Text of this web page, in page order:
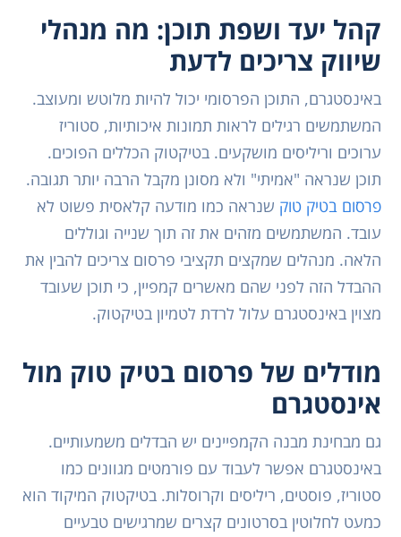
קהל יעד ושפת תוכן: מה מנהלי
שיווק צריכים לדעת
באינסטגרם, התוכן הפרסומי יכול להיות מלוטש ומעוצב.
המשתמשים רגילים לראות תמונות איכותיות, סטוריז
ערוכים וריליסים מושקעים. בטיקטוק הכללים הפוכים.
תוכן שנראה "אמיתי" ולא מסונן מקבל הרבה יותר תגובה.
פרסום בטיק טוק שנראה כמו מודעה קלאסית פשוט לא
עובד. המשתמשים מזהים את זה תוך שנייה וגוללים
הלאה. מנהלים שמקצים תקציבי פרסום צריכים להבין את
ההבדל הזה לפני שהם מאשרים קמפיין, כי תוכן שעובד
מצוין באינסטגרם עלול לרדת לטמיון בטיקטוק.
מודלים של פרסום בטיק טוק מול
אינסטגרם
גם מבחינת מבנה הקמפיינים יש הבדלים משמעותיים.
באינסטגרם אפשר לעבוד עם פורמטים מגוונים כמו
סטוריז, פוסטים, ריליסים וקרוסלות. בטיקטוק המיקוד הוא
כמעט לחלוטין בסרטונים קצרים שמרגישים טבעיים